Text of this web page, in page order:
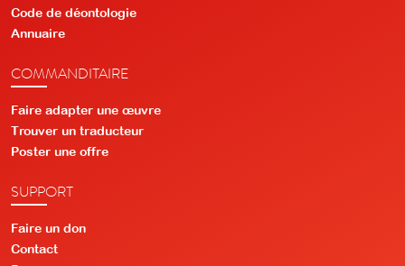
Code de déontologie
Annuaire
COMMANDITAIRE
Faire adapter une œuvre
Trouver un traducteur
Poster une offre
SUPPORT
Faire un don
Contact